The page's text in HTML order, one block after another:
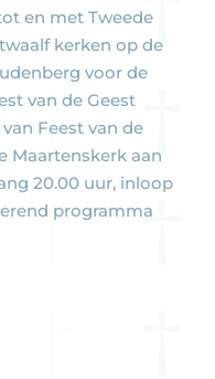
en met Tweede
kerken op de
voor de
van de Geest
Feest van de
Maartenskerk aan
20.00 uur, inloop
programma